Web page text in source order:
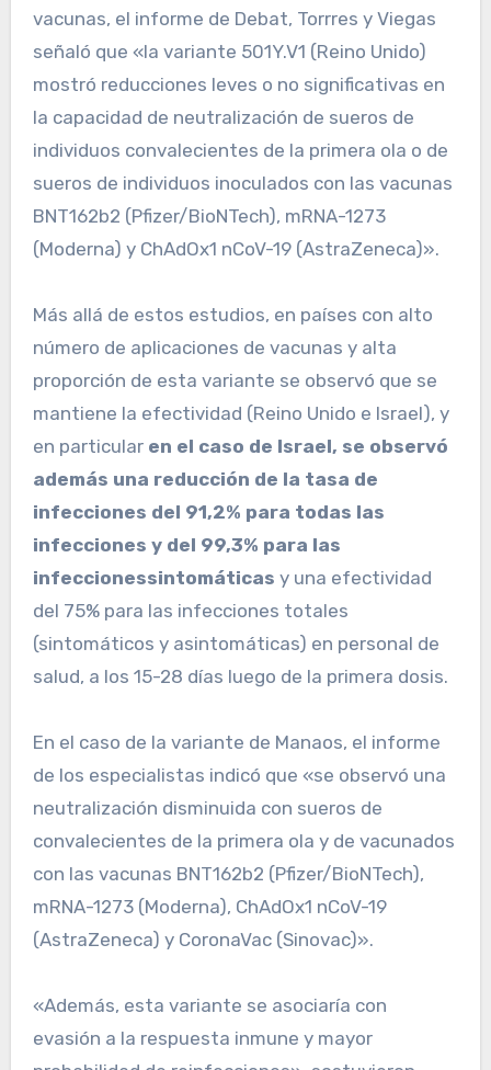
vacunas, el informe de Debat, Torrres y Viegas
señaló que «la variante 501Y.V1 (Reino Unido)
mostró reducciones leves o no significativas en
la capacidad de neutralización de sueros de
individuos convalecientes de la primera ola o de
sueros de individuos inoculados con las vacunas
BNT162b2 (Pfizer/BioNTech), mRNA-1273
(Moderna) y ChAdOx1 nCoV-19 (AstraZeneca)».
Más allá de estos estudios, en países con alto
número de aplicaciones de vacunas y alta
proporción de esta variante se observó que se
mantiene la efectividad (Reino Unido e Israel), y
en particular en el caso de Israel, se observó
además una reducción de la tasa de
infecciones del 91,2% para todas las
infecciones y del 99,3% para las
infeccionessintomáticas y una efectividad
del 75% para las infecciones totales
(sintomáticos y asintomáticas) en personal de
salud, a los 15-28 días luego de la primera dosis.
En el caso de la variante de Manaos, el informe
de los especialistas indicó que «se observó una
neutralización disminuida con sueros de
convalecientes de la primera ola y de vacunados
con las vacunas BNT162b2 (Pfizer/BioNTech),
mRNA-1273 (Moderna), ChAdOx1 nCoV-19
(AstraZeneca) y CoronaVac (Sinovac)».
«Además, esta variante se asociaría con
evasión a la respuesta inmune y mayor